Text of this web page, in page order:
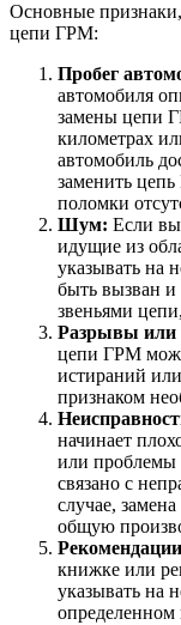
Основные
цепи ГРМ:
Пробег
автомобиля
замены цепи
километрах
автомобиль
заменить
поломки
Шум: Если
идущие из
указывать на
быть вызван
звеньями
Разрывы или
цепи ГРМ
истираний
признаком
начинает
или проблемы
связано с
случае,
общую
книжке или
указывать на
определенном